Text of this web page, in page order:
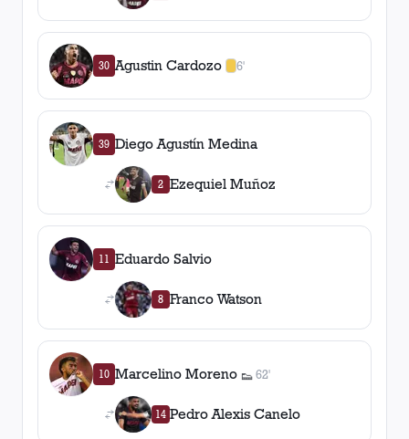
30 Agustin Cardozo 6'
1amarilla
39 Diego Agustín Medina
2 Ezequiel Muñoz
11 Eduardo Salvio
8 Franco Watson
10 Marcelino Moreno 👟
1asistencia
62'
14 Pedro Alexis Canelo